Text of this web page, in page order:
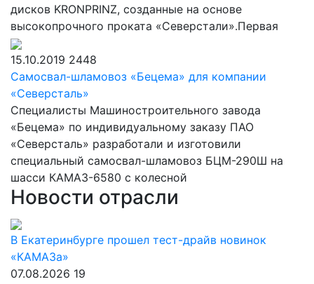
дисков KRONPRINZ, созданные на основе
высокопрочного проката «Северстали».Первая
15.10.2019 2448
Самосвал-шламовоз «Бецема» для компании
«Северсталь»
Специалисты Машиностроительного завода
«Бецема» по индивидуальному заказу ПАО
«Северсталь» разработали и изготовили
специальный самосвал-шламовоз БЦМ-290Ш на
шасси КАМАЗ-6580 с колесной
Новости отрасли
В Екатеринбурге прошел тест-драйв новинок
«КАМАЗа»
07.08.2026 19